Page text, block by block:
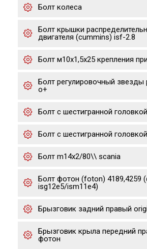
Болт колеса
Болт крышки
двигателя (cummins) isf-2.8
Болт м10х1,5х25 крепления
Болт регулировочный звезды
o+
Болт с шестигранной головкой
Болт с шестигранной головкой
Болт m14x2/80\\ scania
Болт фотон (foton) 4189,4259
isg12e5/ism11e4)
Брызговик задний правый
Брызговик крыла передний
фотон